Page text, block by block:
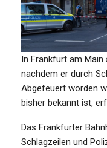
In Frankfurt am Main
nachdem er durch
Abgefeuert worden
bisher bekannt ist,
Das Frankfurter
Schlagzeilen und